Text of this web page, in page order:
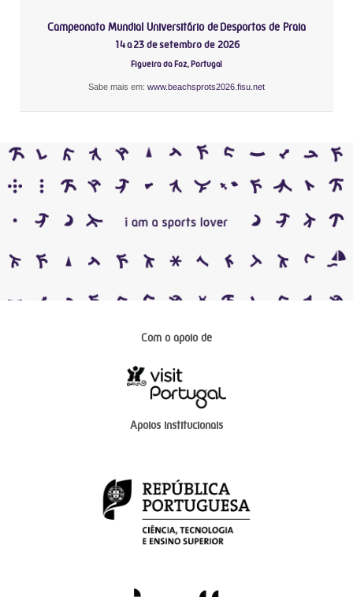
Campeonato Mundial Universitário de Desportos de Praia
14 a 23 de setembro de 2026
Figueira da Foz, Portugal
Sabe mais em: www.beachsprots2026.fisu.net
Com o apoio de
Apoios institucionais